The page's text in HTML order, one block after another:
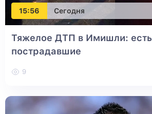
15:56 Сегодня
Тяжелое ДТП в Имишли: есть
пострадавшие
9